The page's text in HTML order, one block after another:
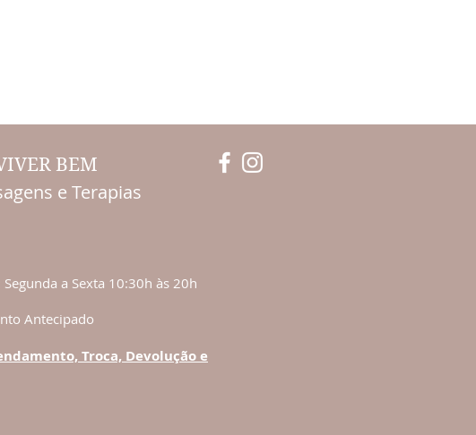
BEM
e Terapias
a Sexta 10:30h às 20h
Antecipado
Troca, Devolução e